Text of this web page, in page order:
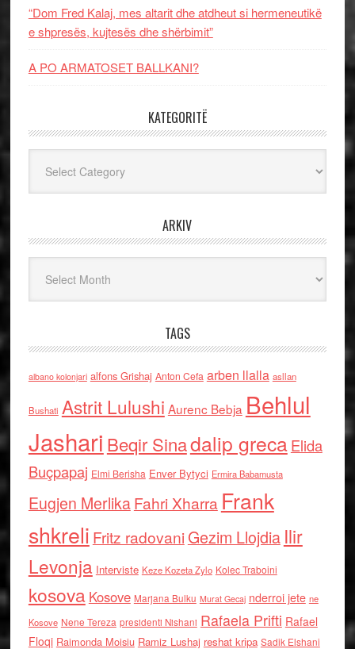
“Dom Fred Kalaj, mes altarit dhe atdheut si hermeneutikë
e shpresës, kujtesës dhe shërbimit”
A PO ARMATOSET BALLKANI?
KATEGORITË
ARKIV
TAGS
albano kolonjari alfons Grishaj Anton Cefa arben llalla asllan
Bushati Astrit Lulushi Aurenc Bebja Behlul
Jashari Beqir Sinadalip grecaElida
Buçpapaj Elmi Berisha Enver Bytyci Ermira Babamusta
Eugjen MerlikaFahri Xharra Frank
shkreli Fritz radovaniGezim Llojdia Ilir
Levonja Interviste Keze Kozeta Zylo Kolec Traboini
kosova Kosove Marjana Bulku Murat Gecaj nderroi jete ne
Kosove Nene Tereza presidenti Nishani Rafaela Prifti Rafael
Floqi Raimonda Moisiu Ramiz Lushaj reshat kripa Sadik Elshani